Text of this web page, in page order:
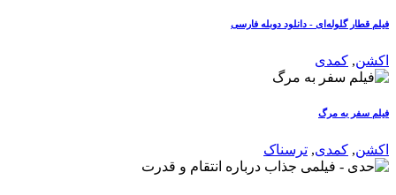
فیلم قطار گلوله‌ای - دانلود دوبله فارسی
اکشن, کمدی
فیلم سفر به مرگ
اکشن, کمدی, ترسناک